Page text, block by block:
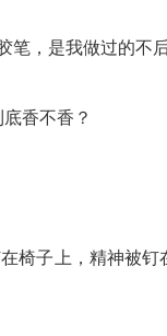
，是我做过的不
香不香？
椅子上，精神被钉